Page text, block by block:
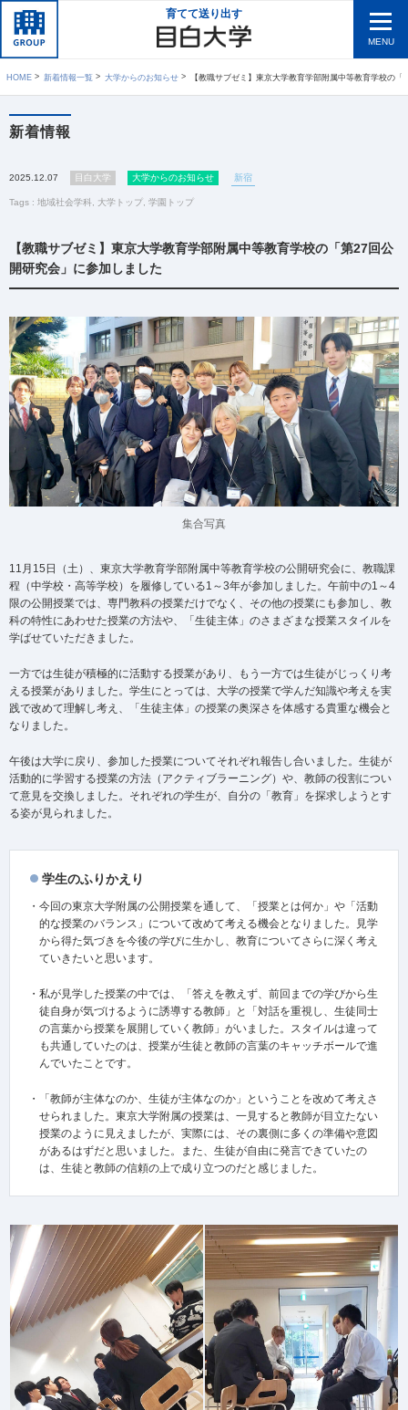
育てて送り出す
MENU
HOME 新着情報一覧 大学からのお知らせ 【教職サブゼミ】東京大学教育学部附属中等教育学校の「第27回公開研究会」
新着情報
2025.12.07 目白大学 大学からのお知らせ 新宿
Tags : 地域社会学科 大学トップ 学園トップ
【教職サブゼミ】東京大学教育学部附属中等教育学校の「第27回公
開研究会」に参加しました
集合写真
11月15日（土）、東京大学教育学部附属中等教育学校の公開研究会に、教職課
程（中学校・高等学校）を履修している1～3年が参加しました。午前中の1～4
限の公開授業では、専門教科の授業だけでなく、その他の授業にも参加し、教
科の特性にあわせた授業の方法や、「生徒主体」のさまざまな授業スタイルを
学ばせていただきました。
一方では生徒が積極的に活動する授業があり、もう一方では生徒がじっくり考
える授業がありました。学生にとっては、大学の授業で学んだ知識や考えを実
践で改めて理解し考え、「生徒主体」の授業の奥深さを体感する貴重な機会と
なりました。
午後は大学に戻り、参加した授業についてそれぞれ報告し合いました。生徒が
活動的に学習する授業の方法（アクティブラーニング）や、教師の役割につい
て意見を交換しました。それぞれの学生が、自分の「教育」を探求しようとす
る姿が見られました。
学生のふりかえり
・今回の東京大学附属の公開授業を通して、「授業とは何か」や「活動
的な授業のバランス」について改めて考える機会となりました。見学
から得た気づきを今後の学びに生かし、教育についてさらに深く考え
ていきたいと思います。
・私が見学した授業の中では、「答えを教えず、前回までの学びから生
徒自身が気づけるように誘導する教師」と「対話を重視し、生徒同士
の言葉から授業を展開していく教師」がいました。スタイルは違って
も共通していたのは、授業が生徒と教師の言葉のキャッチボールで進
んでいたことです。
・「教師が主体なのか、生徒が主体なのか」ということを改めて考えさ
せられました。東京大学附属の授業は、一見すると教師が目立たない
授業のように見えましたが、実際には、その裏側に多くの準備や意図
があるはずだと思いました。また、生徒が自由に発言できていたの
は、生徒と教師の信頼の上で成り立つのだと感じました。